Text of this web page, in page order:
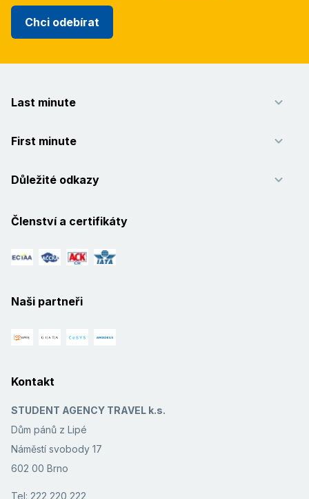
Chci odebírat
Last minute
First minute
Důležité odkazy
Členství a certifikáty
Naši partneři
Kontakt
STUDENT AGENCY TRAVEL k.s.
Dům pánů z Lipé
Náměstí svobody 17
602 00 Brno
Tel: 222 220 222